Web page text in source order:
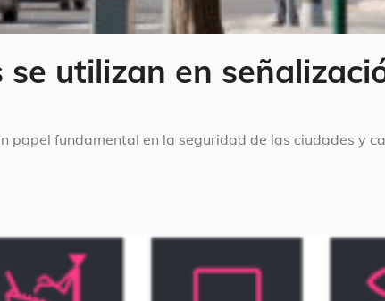
utilizan en
papel fundamental en la seguridad de las ciudades y